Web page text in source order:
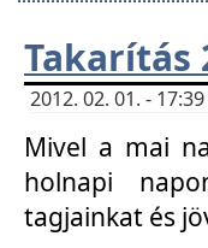
Takarítás
2012. 02. 01. -
Mivel a mai
holnapi
tagjainkat és